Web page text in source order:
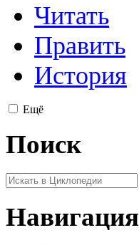
Читать
Править
История
Ещё
Поиск
Навигация